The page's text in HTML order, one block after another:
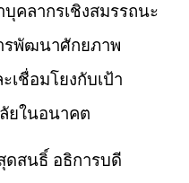
คลากรเชิงสมรรถนะ
รพัฒนาศักยภาพ
เชื่อมโยงกับเป้า
ยในอนาคต
ดสนธิ์ อธิการบดี